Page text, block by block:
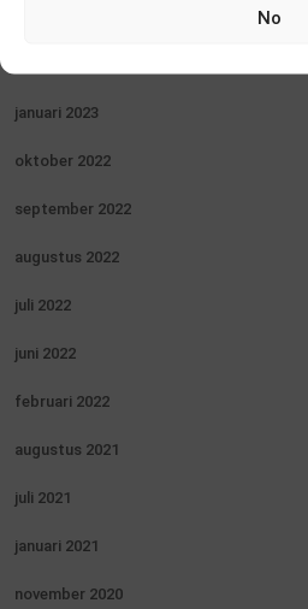
No
januari 2023
oktober 2022
september 2022
augustus 2022
juli 2022
juni 2022
februari 2022
augustus 2021
juli 2021
januari 2021
november 2020